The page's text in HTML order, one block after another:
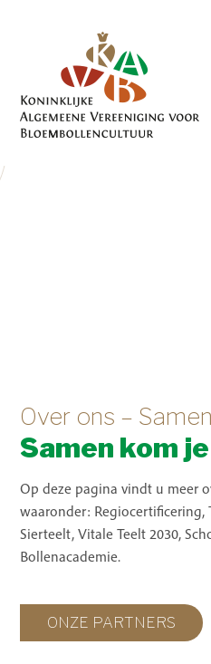
Over ons –
Samen kom
Op deze pagina vindt u meer
waaronder: Regiocertificering,
Sierteelt, Vitale Teelt 2030,
Bollenacademie.
ONZE PARTNERS